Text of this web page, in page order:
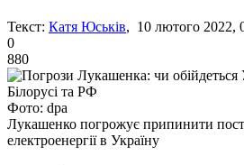
Текст: Катя Юськів, 10 лютого 2022,
0
880
Фото: dpa
Лукашенко погрожує припинити
електроенергії в Україну